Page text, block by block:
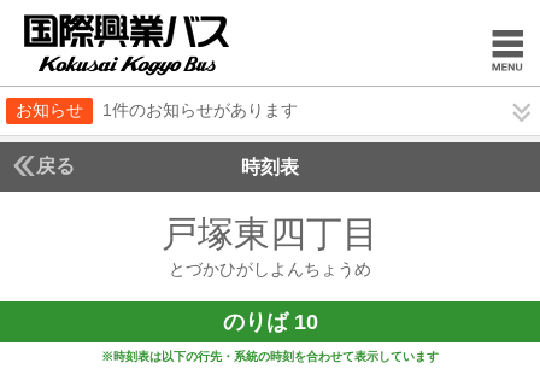
お知らせ 1件のお知らせがあります
戻る 時刻表
戸塚東四丁目
とづかひがしよんちょうめ
のりば 10
※時刻表は以下の行先・系統の時刻を合わせて表示しています